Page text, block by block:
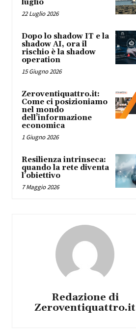
luglio
22 Luglio 2026
Dopo lo shadow IT e la
shadow AI, ora il
rischio è la shadow
operation
15 Giugno 2026
Zeroventiquattro.it:
Come ci posizioniamo
nel mondo
dell’informazione
economica
1 Giugno 2026
Resilienza intrinseca:
quando la rete diventa
l’obiettivo
7 Maggio 2026
Redazione di
Zeroventiquattro.it